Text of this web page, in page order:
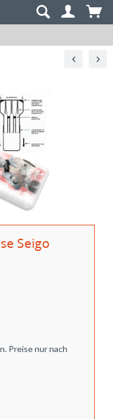
Seigo
Preise nur nach